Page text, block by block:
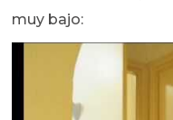
muy bajo: